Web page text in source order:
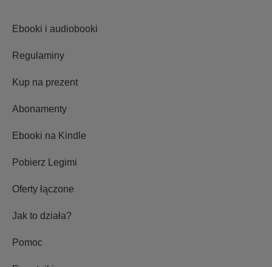
Ebooki i audiobooki
Regulaminy
Kup na prezent
Abonamenty
Ebooki na Kindle
Pobierz Legimi
Oferty łączone
Jak to działa?
Pomoc